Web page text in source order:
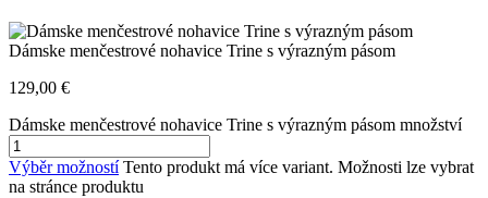
Dámske menčestrové nohavice Trine s výrazným pásom
129,00 €
Dámske menčestrové nohavice Trine s výrazným pásom množství
Výběr možností Tento produkt má více variant. Možnosti lze vybrat
na stránce produktu